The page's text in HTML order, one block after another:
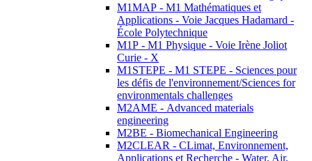
M1MAP - M1 Mathématiques et
Applications - Voie Jacques Hadamard -
École Polytechnique
M1P - M1 Physique - Voie Irène Joliot
Curie - X
M1STEPE - M1 STEPE - Sciences pour
les défis de l'environnement/Sciences for
environmentals challenges
M2AME - Advanced materials
engineering
M2BE - Biomechanical Engineering
M2CLEAR - CLimat, Environnement,
Applications et Recherche - Water, Air,